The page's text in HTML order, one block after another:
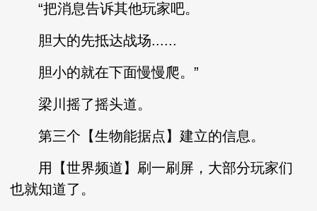
“把消息告诉其他玩家吧。
胆大的先抵达战场......
胆小的就在下面慢慢爬。”
梁川摇了摇头道。
第三个【生物能据点】建立的信息。
用【世界频道】刷一刷屏，大部分玩家们
也就知道了。